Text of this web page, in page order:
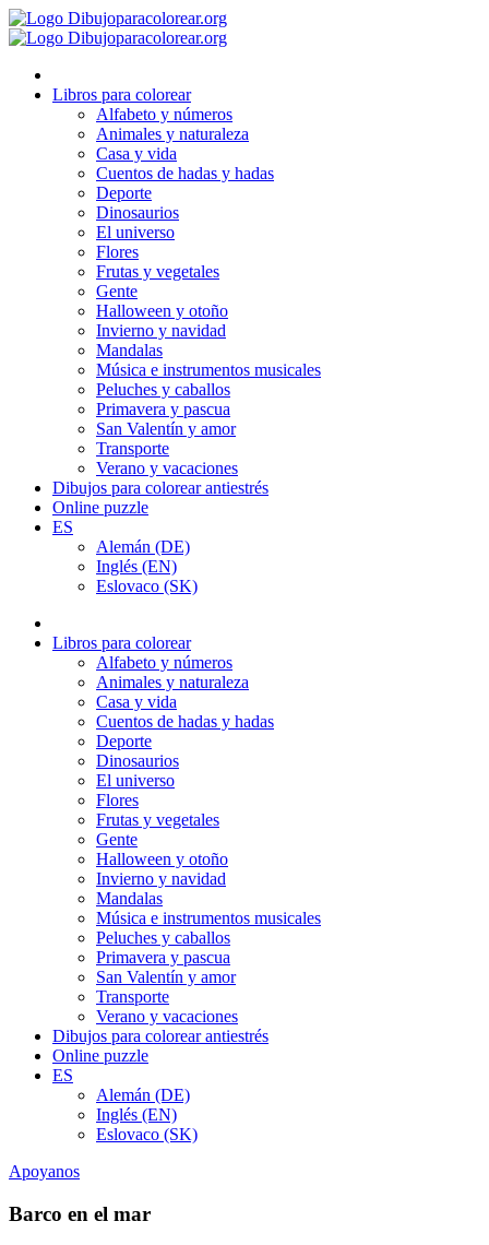
Ir
al
Libros para colorear
Alfabeto y números
Animales y naturaleza
Casa y vida
Cuentos de hadas y hadas
Deporte
Dinosaurios
El universo
Flores
Frutas y vegetales
Gente
Halloween y otoño
Invierno y navidad
Mandalas
Música e instrumentos musicales
Peluches y caballos
Primavera y pascua
San Valentín y amor
Transporte
Verano y vacaciones
Dibujos para colorear antiestrés
Online puzzle
ES
Alemán (DE)
Inglés (EN)
Eslovaco (SK)
Libros para colorear
Alfabeto y números
Animales y naturaleza
Casa y vida
Cuentos de hadas y hadas
Deporte
Dinosaurios
El universo
Flores
Frutas y vegetales
Gente
Halloween y otoño
Invierno y navidad
Mandalas
Música e instrumentos musicales
Peluches y caballos
Primavera y pascua
San Valentín y amor
Transporte
Verano y vacaciones
Dibujos para colorear antiestrés
Online puzzle
ES
Alemán (DE)
Inglés (EN)
Eslovaco (SK)
Apoyanos
Barco en el mar